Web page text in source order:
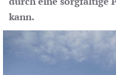
kann.